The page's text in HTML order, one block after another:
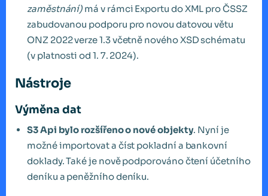
zaměstnání) má v rámci Exportu do XML pro ČSSZ
zabudovanou podporu pro novou datovou větu
ONZ 2022 verze 1.3 včetně nového XSD schématu
(v platnosti od 1. 7. 2024).
Nástroje
Výměna dat
S3 Api bylo rozšířeno o nové objekty. Nyní je
možné importovat a číst pokladní a bankovní
doklady. Také je nově podporováno čtení účetního
deníku a peněžního deníku.